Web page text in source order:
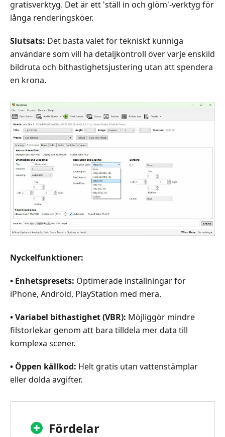
gratisverktyg. Det är ett 'ställ in och glöm'‑verktyg för
långa renderingsköer.
Slutsats: Det bästa valet för tekniskt kunniga
användare som vill ha detaljkontroll över varje enskild
bildruta och bithastighetsjustering utan att spendera
en krona.
Nyckelfunktioner:
• Enhetspresets: Optimerade inställningar för
iPhone, Android, PlayStation med mera.
• Variabel bithastighet (VBR): Möjliggör mindre
filstorlekar genom att bara tilldela mer data till
komplexa scener.
• Öppen källkod: Helt gratis utan vattenstämplar
eller dolda avgifter.
Fördelar